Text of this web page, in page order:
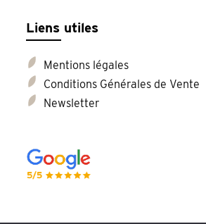
Liens utiles
Mentions légales
Conditions Générales de Vente
Newsletter